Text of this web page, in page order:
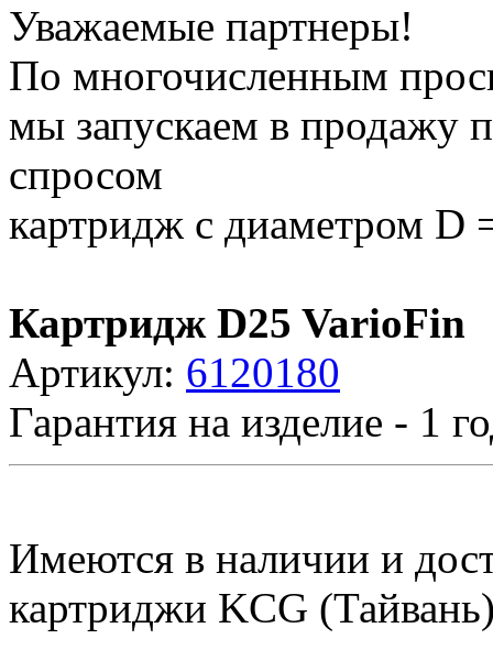
Уважаемые партнеры!
По многочисленным
мы запускаем в продажу
спросом
картридж с диаметром D
Картридж D25 VarioFin
Артикул: 6120180
Гарантия на изделие - 1
Имеются в наличии и
картриджи KCG